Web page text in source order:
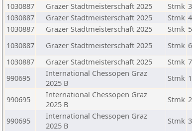
1030887
Grazer Stadtmeisterschaft 2025 Stmk 3
1030887
Grazer Stadtmeisterschaft 2025 Stmk 4
1030887
Grazer Stadtmeisterschaft 2025 Stmk 5
1030887
Grazer Stadtmeisterschaft 2025 Stmk 6
1030887
Grazer Stadtmeisterschaft 2025 Stmk 7
990695
International Chessopen Graz
2025 B
Stmk 1
990695
International Chessopen Graz
2025 B
Stmk 2
990695
International Chessopen Graz
2025 B
Stmk 3